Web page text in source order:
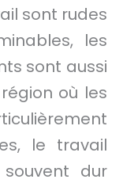
sont rudes
les
sont aussi
où les
le travail
dur